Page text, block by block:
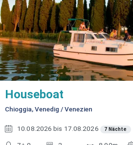
Houseboat
Chioggia, Venedig / Venezien
10.08.2026 bis 17.08.2026 7 Nächte